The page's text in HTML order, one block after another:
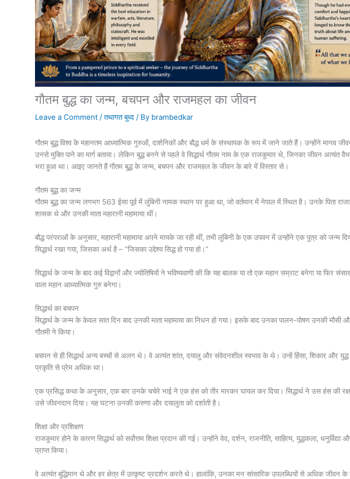
गौतम बुद्ध का जन्म, बचपन और राजमहल का जीवन
Leave a Comment /तथागत बुध्द/ By brambedkar
गौतम बुद्ध विश्व के महानतम आध्यात्मिक गुरुओं, दार्शनिकों और बौद्ध धर्म के संस्थापक के रूप में जाने जाते हैं। उन्होंने मानव
उनसे मुक्ति पाने का मार्ग बताया। लेकिन बुद्ध बनने से पहले वे सिद्धार्थ गौतम नाम के एक राजकुमार थे, जिनका जीवन
भरा हुआ था। आइए जानते हैं गौतम बुद्ध के जन्म, बचपन और राजमहल के जीवन के बारे में विस्तार से।
गौतम बुद्ध का जन्म
गौतम बुद्ध का जन्म लगभग 563 ईसा पूर्व में लुंबिनी नामक स्थान पर हुआ था, जो वर्तमान में नेपाल में स्थित है। उनके पिता
शासक थे और उनकी माता महारानी महामाया थीं।
बौद्ध परंपराओं के अनुसार, महारानी महामाया अपने मायके जा रही थीं, तभी लुंबिनी के एक उपवन में उन्होंने एक पुत्र को जन्म
सिद्धार्थ रखा गया, जिसका अर्थ है – “जिसका उद्देश्य सिद्ध हो गया हो।”
सिद्धार्थ के जन्म के बाद कई विद्वानों और ज्योतिषियों ने भविष्यवाणी की कि यह बालक या तो एक महान सम्राट बनेगा या फिर
वाला महान आध्यात्मिक गुरु बनेगा।
सिद्धार्थ का बचपन
सिद्धार्थ के जन्म के केवल सात दिन बाद उनकी माता महामाया का निधन हो गया। इसके बाद उनका पालन-पोषण उनकी मौसी और
गौतमी ने किया।
बचपन से ही सिद्धार्थ अन्य बच्चों से अलग थे। वे अत्यंत शांत, दयालु और संवेदनशील स्वभाव के थे। उन्हें हिंसा, शिकार और युद्ध
प्रकृति से प्रेम अधिक था।
एक प्रसिद्ध कथा के अनुसार, एक बार उनके चचेरे भाई ने एक हंस को तीर मारकर घायल कर दिया। सिद्धार्थ ने उस हंस की
उसे जीवनदान दिया। यह घटना उनकी करुणा और दयालुता को दर्शाती है।
शिक्षा और प्रशिक्षण
राजकुमार होने के कारण सिद्धार्थ को सर्वोत्तम शिक्षा प्रदान की गई। उन्होंने वेद, दर्शन, राजनीति, साहित्य, युद्धकला, धनुर्विद्या
प्राप्त किया।
वे अत्यंत बुद्धिमान थे और हर क्षेत्र में उत्कृष्ट प्रदर्शन करते थे। हालांकि, उनका मन सांसारिक उपलब्धियों से अधिक जीवन